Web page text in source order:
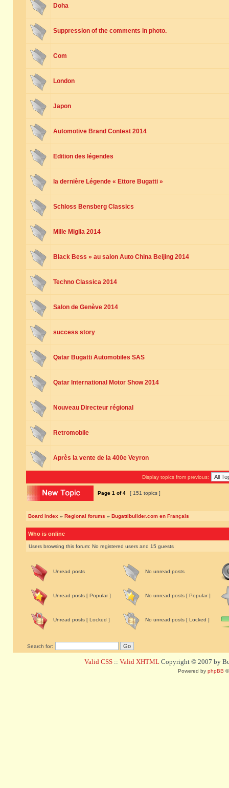
Doha
Suppression of the comments in photo.
Com
London
Japon
Automotive Brand Contest 2014
Edition des légendes
la dernière Légende « Ettore Bugatti »
Schloss Bensberg Classics
Mille Miglia 2014
Black Bess » au salon Auto China Beijing 2014
Techno Classica 2014
Salon de Genève 2014
success story
Qatar Bugatti Automobiles SAS
Qatar International Motor Show 2014
Nouveau Directeur régional
Retromobile
Après la vente de la 400e Veyron
Display topics from previous:
Page 1 of4 [ 151 topics ]
Board index » Regional forums » Bugattibuilder.com en Français
Who is online
Users browsing this forum: No registered users and 15 guests
Unread posts No unread posts
Unread posts [ Popular ] No unread posts [ Popular ]
Unread posts [ Locked ] No unread posts [ Locked ]
Search for:
Valid CSS :: Valid XHTML Copyright © 2007 by
Powered by phpBB